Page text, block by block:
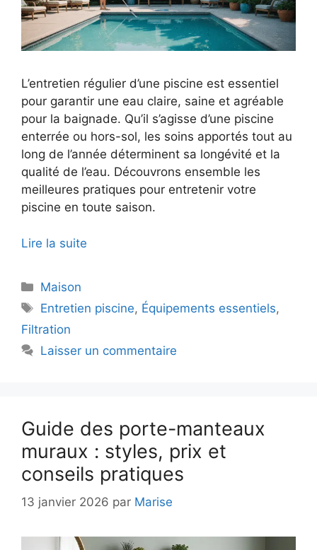
L’entretien régulier d’une piscine est essentiel
pour garantir une eau claire, saine et agréable
pour la baignade. Qu’il s’agisse d’une piscine
enterrée ou hors-sol, les soins apportés tout au
long de l’année déterminent sa longévité et la
qualité de l’eau. Découvrons ensemble les
meilleures pratiques pour entretenir votre
piscine en toute saison.
Lire la suite
Catégories
Maison
Étiquettes
Entretien piscine, Équipements essentiels,
Filtration
Laisser un commentaire
Guide des porte-manteaux
muraux : styles, prix et
conseils pratiques
13 janvier 2026 par Marise